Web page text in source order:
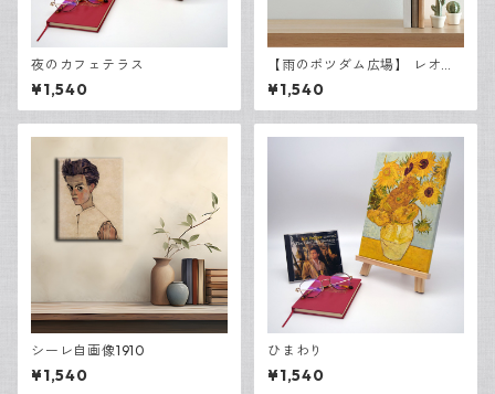
夜のカフェテラス
¥1,540
【雨のポツダム広場】 レオ・
レッサー・ユリィ キャンバ
スF3
¥1,540
シーレ自画像1910
¥1,540
ひまわり
¥1,540